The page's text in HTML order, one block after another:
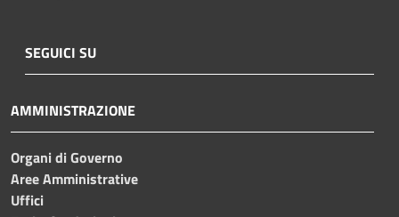
SEGUICI SU
AMMINISTRAZIONE
Organi di Governo
Aree Amministrative
Uffici